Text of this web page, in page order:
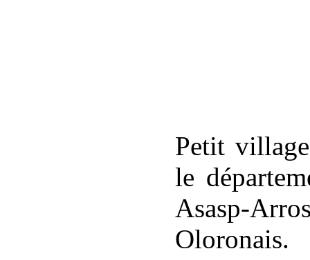
Petit
le
Asasp-
Oloronais.